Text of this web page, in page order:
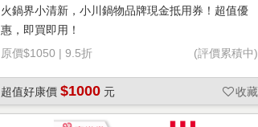
元(一次型)
火鍋界小清新，小川鍋物品牌現金抵用券！超值優
惠，即買即用！
原價$1050 | 9.5折 (評價累積中)
超值好康價 $1000 元 收藏